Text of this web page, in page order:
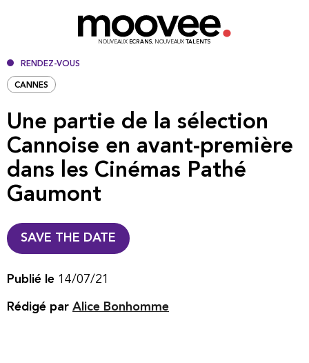
NOUVEAUX ECRANS, NOUVEAUX TALENTS
RENDEZ-VOUS
CANNES
Une partie de la sélection
Cannoise en avant-première
dans les Cinémas Pathé
Gaumont
SAVE THE DATE
Publié le 14/07/21
Rédigé par Alice Bonhomme